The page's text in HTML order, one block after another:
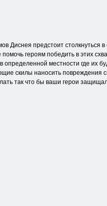
Диснея предстоит столкнуться
героям победить в этих
определенной местности где
скилы наносить повреждения
так что бы ваши герои